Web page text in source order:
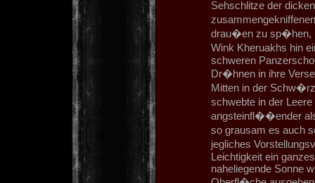
Sehschlitze der
drau�en zu sp�hen,
Wink Kheruakhs hin
schweren
Dr�hnen in ihre
Mitten in der
schwebte in der
angsteinfl��ender
so grausam es auch
jegliches
Leichtigkeit ein
naheliegende Sonne